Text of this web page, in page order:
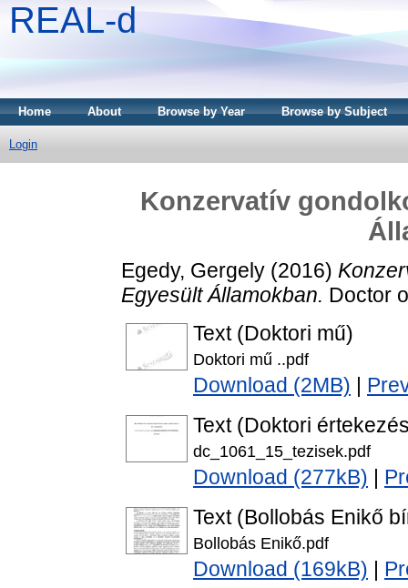
REAL-d
Home About Browse by Year Browse by Subject
Login
Konzervatív
Egedy, Gergely (2016)
Egyesült Államokban. Doctor
Text (Doktori mű)
Doktori mű ..pdf
Download (2MB)
Text (Doktori
dc_1061_15_tezisek.pdf
Download (277kB)
Text (Bollobás Enikő
Bollobás Enikő.pdf
Download (169kB)